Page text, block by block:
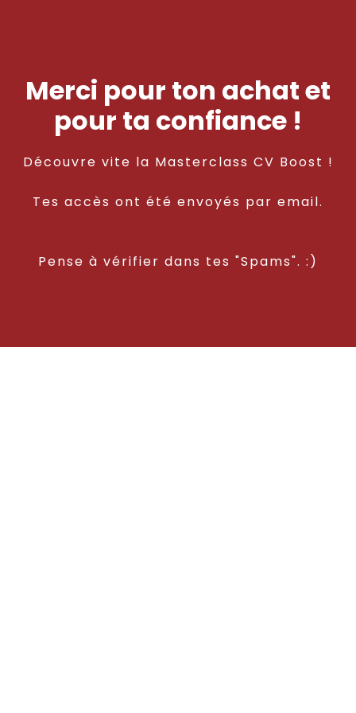
Merci pour ton achat et
pour ta confiance !
Découvre vite la Masterclass CV Boost !
Tes accès ont été envoyés par email.
Pense à vérifier dans tes "Spams". :)